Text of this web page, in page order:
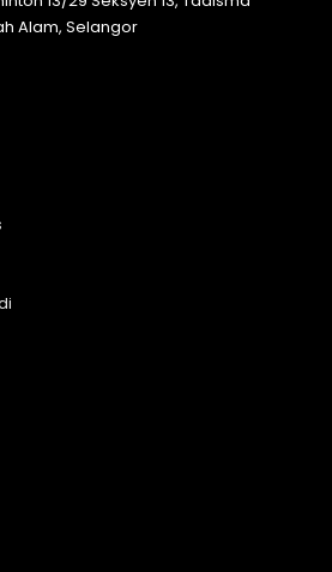
Alam, Selangor